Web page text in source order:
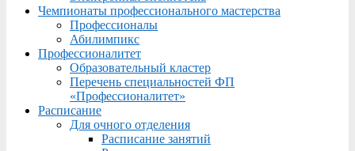
Чемпионаты профессионального мастерства
Профессионалы
Абилимпикс
Профессионалитет
Образовательный кластер
Перечень специальностей ФП
«Профессионалитет»
Расписание
Для очного отделения
Расписание занятий